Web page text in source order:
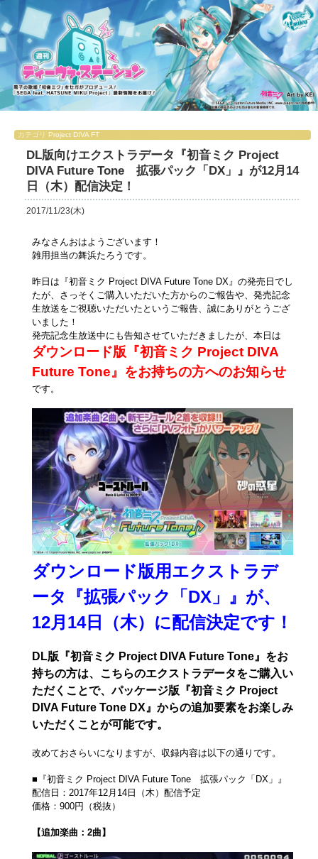
カテゴリ Project DIVA FT
DL版向けエクストラデータ『初音ミク Project
DIVA Future Tone 拡張パック「DX」』が12月14
日（木）配信決定！
2017/11/23(木)
みなさんおはようございます！
雑用担当の舞浜たろうです。
昨日は『初音ミク Project DIVA Future Tone DX』の発売日でし
たが、さっそくご購入いただいた方からのご報告や、発売記念
生放送をご視聴いただいたというご報告、誠にありがとうござ
いました！
発売記念生放送中にも告知させていただきましたが、本日は
ダウンロード版『初音ミク Project DIVA
Future Tone』をお持ちの方へのお知らせ
です。
ダウンロード版用エクストラデ
ータ『拡張パック「DX」』が、
12月14日（木）に配信決定です！
DL版『初音ミク Project DIVA Future Tone』をお
持ちの方は、こちらのエクストラデータをご購入い
ただくことで、パッケージ版『初音ミク Project
DIVA Future Tone DX』からの追加要素をお楽しみ
いただくことが可能です。
改めておさらいになりますが、収録内容は以下の通りです。
■『初音ミク Project DIVA Future Tone 拡張パック「DX」』
配信日：2017年12月14日（木）配信予定
価格：900円（税抜）
【追加楽曲：2曲】